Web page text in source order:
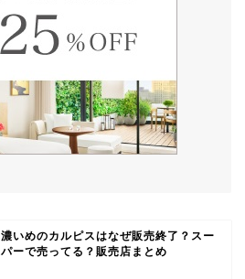
濃いめのカルピスはなぜ販売終了？スー
パーで売ってる？販売店まとめ